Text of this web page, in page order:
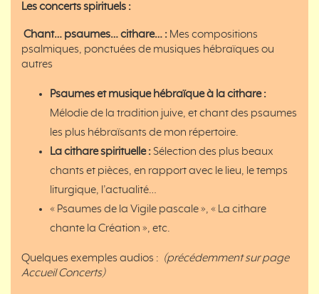
Les concerts spirituels :
Chant… psaumes… cithare… : Mes compositions
psalmiques, ponctuées de musiques hébraïques ou
autres
Psaumes et musique hébraïque à la cithare :
Mélodie de la tradition juive, et chant des psaumes
les plus hébraïsants de mon répertoire.
La cithare spirituelle :Sélection des plus beaux
chants et pièces, en rapport avec le lieu, le temps
liturgique, l’actualité…
« Psaumes de la Vigile pascale », « La cithare
chante la Création », etc.
Quelques exemples audios : (précédemment sur page
Accueil Concerts)